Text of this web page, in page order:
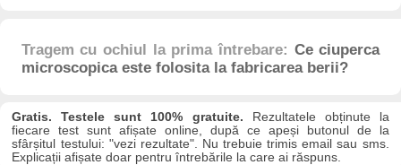
Tragem cu ochiul la prima întrebare: Ce ciuperca
microscopica este folosita la fabricarea berii?
Gratis. Testele sunt 100% gratuite. Rezultatele obținute la
fiecare test sunt afișate online, după ce apeși butonul de la
sfârșitul testului: "vezi rezultate". Nu trebuie trimis email sau sms.
Explicații afișate doar pentru întrebările la care ai răspuns.